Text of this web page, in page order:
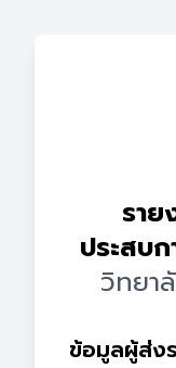
รา
ประสบ
วิทยา
ข้อมูลผู้ส่ง